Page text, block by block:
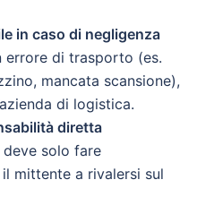
in caso di negligenza
errore di trasporto (es.
mancata scansione),
di logistica.
diretta
solo fare
mittente a rivalersi sul